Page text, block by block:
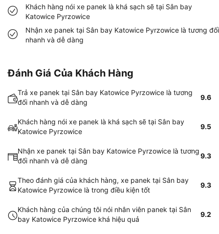
Khách hàng nói xe panek là khá sạch sẽ tại Sân bay
Katowice Pyrzowice
Nhận xe panek tại Sân bay Katowice Pyrzowice là tương đối
nhanh và dễ dàng
Đánh Giá Của Khách Hàng
Trả xe panek tại Sân bay Katowice Pyrzowice là tương
đối nhanh và dễ dàng
9.6
Khách hàng nói xe panek là khá sạch sẽ tại Sân bay
Katowice Pyrzowice
9.5
Nhận xe panek tại Sân bay Katowice Pyrzowice là tương
đối nhanh và dễ dàng
9.3
Theo đánh giá của khách hàng, xe panek tại Sân bay
Katowice Pyrzowice là trong điều kiện tốt
9.3
Khách hàng của chúng tôi nói nhân viên panek tại Sân
bay Katowice Pyrzowice khá hiệu quả
9.2